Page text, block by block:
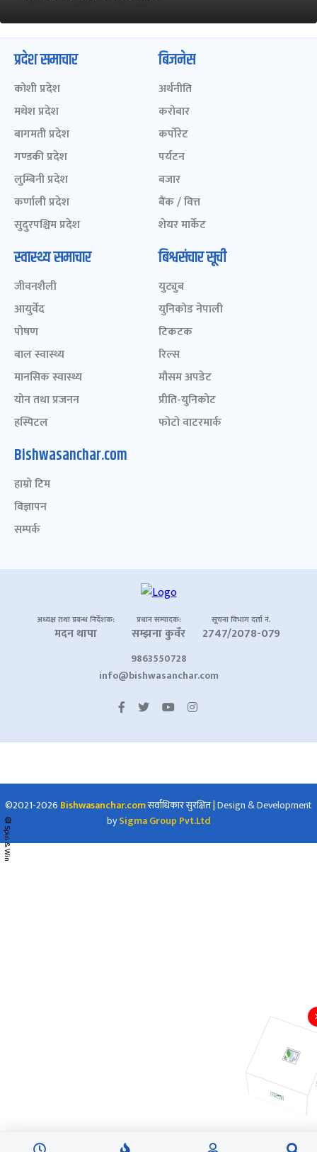
प्रदेश समाचार
कोशी प्रदेश
मधेश प्रदेश
बागमती प्रदेश
गण्डकी प्रदेश
लुम्बिनी प्रदेश
कर्णाली प्रदेश
सुदुरपश्चिम प्रदेश
बिजनेस
अर्थनीति
करोबार
कर्पोरेट
पर्यटन
बजार
बैंक / वित्त
शेयर मार्केट
स्वास्थ्य समाचार
जीवनशैली
आयुर्वेद
पोषण
बाल स्वास्थ्य
मानसिक स्वास्थ्य
योन तथा प्रजनन
हस्पिटल
बिश्वसंचार सूची
युट्युब
युनिकोड नेपाली
टिकटक
रिल्स
मौसम अपडेट
प्रीति-युनिकोट
फोटो वाटरमार्क
Bishwasanchar.com
हाम्रो टिम
विज्ञापन
सम्पर्क
अध्यक्ष तथा प्रबन्ध निर्देशक:
मदन थापा
प्रधान सम्पादक:
सम्झना कुवँर
सूचना विभाग दर्ता नं.
2747/2078-079
9863550728
info@bishwasanchar.com
©2021-2026 Bishwasanchar.comसर्वाधिकार सुरक्षित|Design & Development
bySigma Group Pvt.Ltd
🎡 Spin & Win